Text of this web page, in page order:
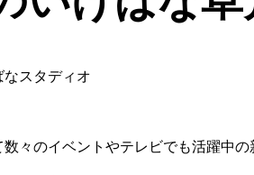
スタディオ
々のイベントやテレビでも活躍中の